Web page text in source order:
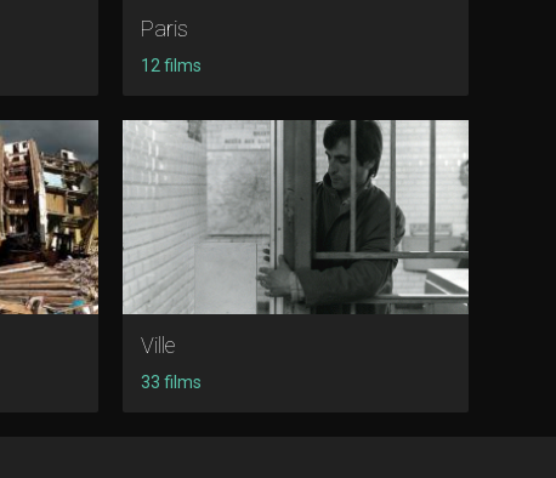
Paris
12 films
Ville
33 films